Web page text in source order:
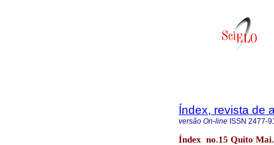
Índex, revista de
versão On-line ISSN 2477-
Índex no.15 Quito